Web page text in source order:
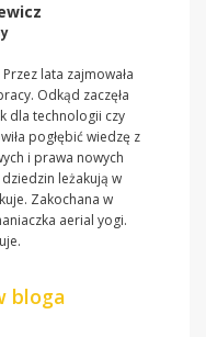
lata zajmowała
Odkąd zaczęła
dla technologii czy
pogłębić wiedzę z
i prawa nowych
leżakują w
Zakochana w
aerial yogi.
bloga